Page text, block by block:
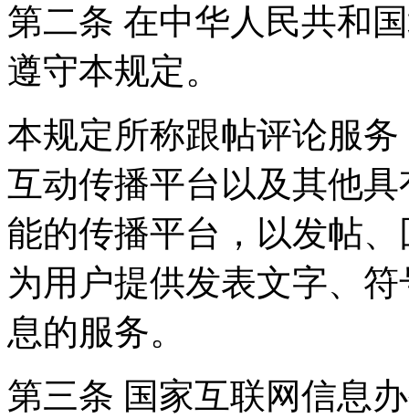
第二条 在中华人民共和
遵守本规定。
本规定所称跟帖评论服
互动传播平台以及其他
能的传播平台，以发帖
为用户提供发表文字、
息的服务。
第三条 国家互联网信息